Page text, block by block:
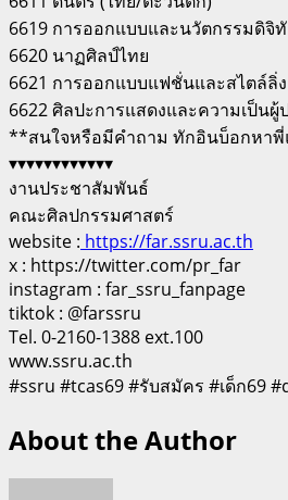
6619 การออกแบบและนวัตกรรมดิจิ
6620 นาฏศิลป์ไทย
6621 การออกแบบแฟชั่นและสไตล์ลิ่ง
6622 ศิลปะการแสดงและความเป็น
**สนใจหรือมีคำถาม ทักอินบ็อกหาพี่
▾▾▾▾▾▾▾▾▾▾▾▾
งานประชาสัมพันธ์
คณะศิลปกรรมศาสตร์
website : https://far.ssru.ac.th
x : https://twitter.com/pr_far
instagram : far_ssru_fanpage
tiktok : @farssru
Tel. 0-2160-1388 ext.100
www.ssru.ac.th
#ssru #tcas69 #รับสมัคร #เด็ก69
About the Author